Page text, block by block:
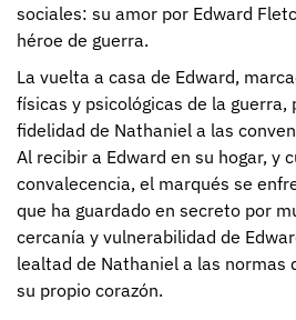
sociales: su amor por Edward
héroe de guerra.
La vuelta a casa de Edward,
físicas y psicológicas de la guerra,
fidelidad de Nathaniel a las
Al recibir a Edward en su hogar, y
convalecencia, el marqués se
que ha guardado en secreto por
cercanía y vulnerabilidad de
lealtad de Nathaniel a las normas
su propio corazón.